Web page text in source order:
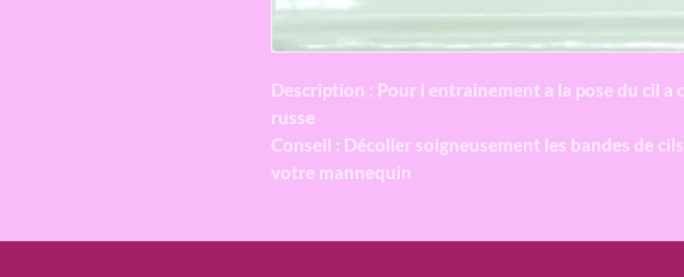
Description : Pour l entrainement a la pose du cil a
russe
Conseil : Décoller soigneusement les bandes de
votre mannequin